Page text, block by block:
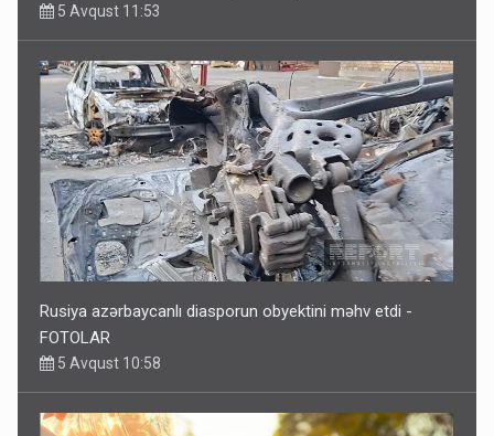
5 Avqust 11:53
Rusiya azərbaycanlı diasporun obyektini məhv etdi -
FOTOLAR
5 Avqust 10:58